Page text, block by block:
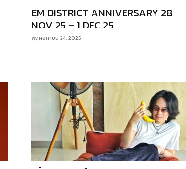
EM DISTRICT ANNIVERSARY 28
NOV 25 – 1 DEC 25
พฤศจิกายน 24, 2025